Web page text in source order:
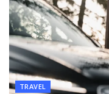
TRAVEL